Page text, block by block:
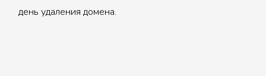
день удаления домена.